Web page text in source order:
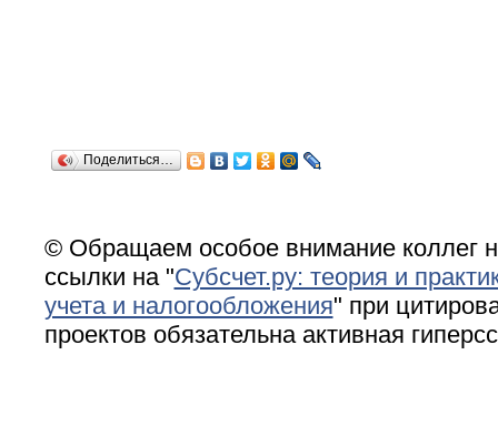
Поделиться…
© Обращаем особое внимание коллег
ссылки на "Субсчет.ру: теория и
учета и налогообложения" при
проектов обязательна активная